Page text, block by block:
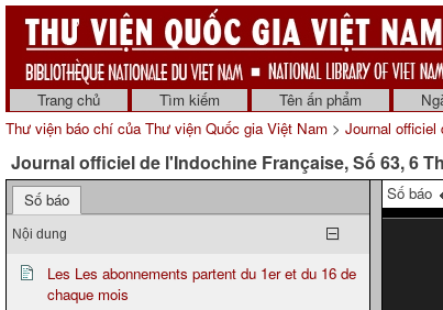
Trang chủ Tìm kiếm Tên ấn phẩm
Thư viện báo chí của Thư viện Quốc gia Việt Nam > Journal officiel
Journal officiel de l'Indochine Française, Số 63, 6
Số báo
Nội dung
Les Les abonnements partent du 1er et du 16 de
chaque mois
Số báo